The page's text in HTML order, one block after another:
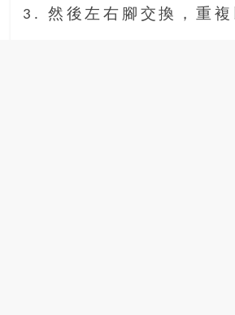
3. 然後左右腳交換，重複